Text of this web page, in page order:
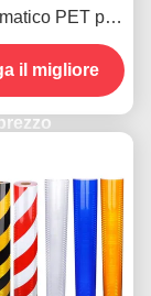
PET per
stradale
il migliore